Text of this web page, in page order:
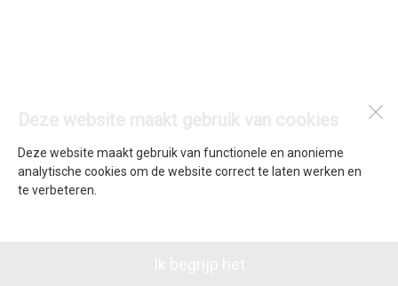
Deze website maakt gebruik van functionele en anonieme
analytische cookies om de website correct te laten werken en
te verbeteren.